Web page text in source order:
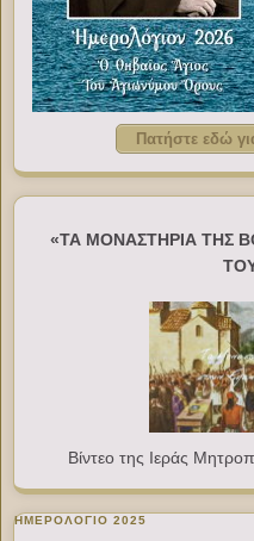
Πατήστε εδώ
«ΤΑ ΜΟΝΑΣΤΗΡΙΑ ΤΗΣ
Βίντεο της Ιεράς
ΗΜΕΡΟΛΟΓΙΟ 2025